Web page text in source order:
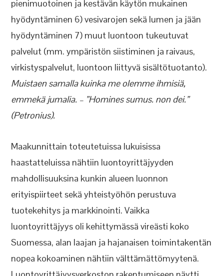
pienimuotoinen ja kestävän käytön mukainen
hyödyntäminen 6) vesivarojen sekä lumen ja jään
hyödyntäminen 7) muut luontoon tukeutuvat
palvelut (mm. ympäristön siistiminen ja raivaus,
virkistyspalvelut, luontoon liittyvä sisältötuotanto).
Muistaen samalla kuinka me olemme ihmisiä,
emmekä jumalia. – ”Homines sumus. non dei.”
(Petronius).
Maakunnittain toteutetuissa lukuisissa
haastatteluissa nähtiin luontoyrittäjyyden
mahdollisuuksina kunkin alueen luonnon
erityispiirteet sekä yhteistyöhön perustuva
tuotekehitys ja markkinointi. Vaikka
luontoyrittäjyys oli kehittymässä vireästi koko
Suomessa, alan laajan ja hajanaisen toimintakentän
nopea kokoaminen nähtiin välttämättömyytenä.